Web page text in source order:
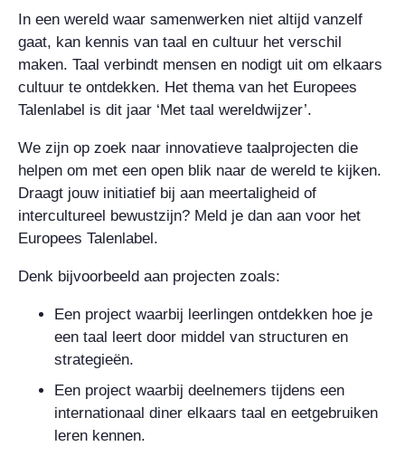
In een wereld waar samenwerken niet altijd vanzelf
gaat, kan kennis van taal en cultuur het verschil
maken. Taal verbindt mensen en nodigt uit om elkaars
cultuur te ontdekken. Het thema van het Europees
Talenlabel is dit jaar ‘Met taal wereldwijzer’.
We zijn op zoek naar innovatieve taalprojecten die
helpen om met een open blik naar de wereld te kijken.
Draagt jouw initiatief bij aan meertaligheid of
intercultureel bewustzijn? Meld je dan aan voor het
Europees Talenlabel.
Denk bijvoorbeeld aan projecten zoals:
Een project waarbij leerlingen ontdekken hoe je
een taal leert door middel van structuren en
strategieën.
Een project waarbij deelnemers tijdens een
internationaal diner elkaars taal en eetgebruiken
leren kennen.